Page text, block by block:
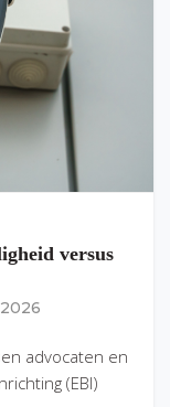
versus
advocaten en
(EBI)